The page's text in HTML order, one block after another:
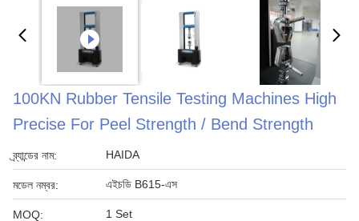
100KN Rubber Tensile Testing Machines High
Precise For Peel Strength / Bend Strength
ব্র্যান্ডের নাম: HAIDA
মডেল নম্বর: এইচডি B615-এস
MOQ: 1 Set